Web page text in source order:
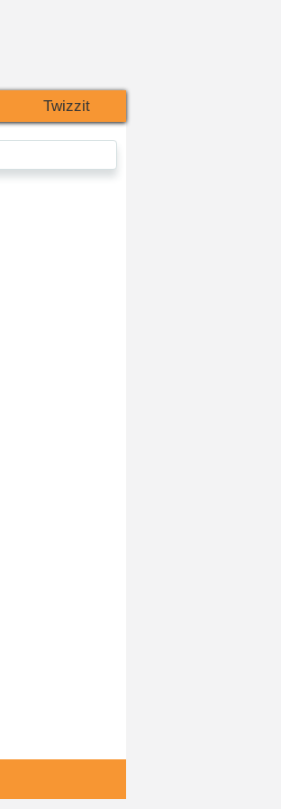
Twizzit